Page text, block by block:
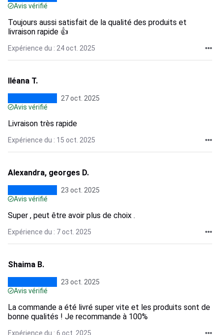
Avis vérifié
Toujours aussi satisfait de la qualité des produits et
livraison rapide 👍
Expérience du : 24 oct. 2025
Iléana T.
27 oct. 2025
Avis vérifié
Livraison très rapide
Expérience du : 15 oct. 2025
Alexandra, georges D.
23 oct. 2025
Avis vérifié
Super , peut être avoir plus de choix .
Expérience du : 7 oct. 2025
Shaima B.
23 oct. 2025
Avis vérifié
La commande a été livré super vite et les produits sont de
bonne qualités ! Je recommande à 100%
Expérience du : 6 oct. 2025